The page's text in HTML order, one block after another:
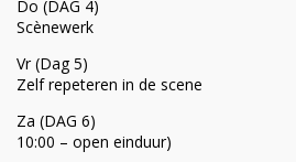
Do (DAG 4)
Scènewerk
Vr (Dag 5)
Zelf repeteren in de scene
Za (DAG 6)
10:00 – open einduur)